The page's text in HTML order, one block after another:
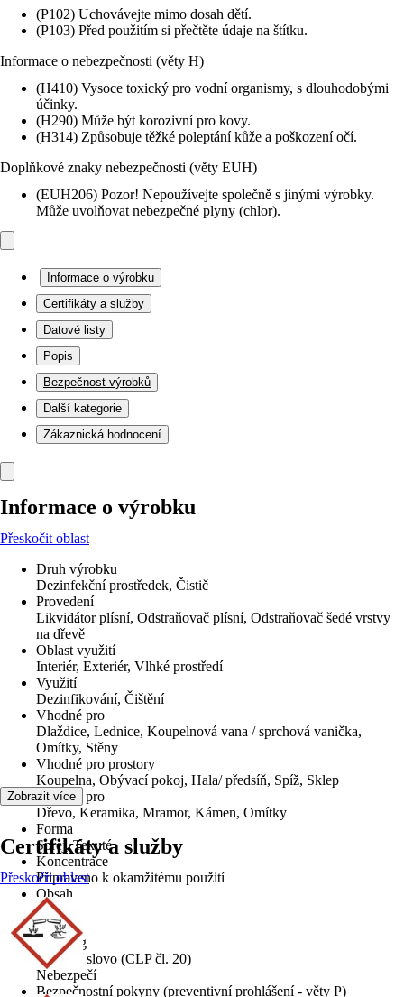
(P102) Uchovávejte mimo dosah dětí.
(P103) Před použitím si přečtěte údaje na štítku.
Informace o nebezpečnosti (věty H)
(H410) Vysoce toxický pro vodní organismy, s dlouhodobými
účinky.
(H290) Může být korozivní pro kovy.
(H314) Způsobuje těžké poleptání kůže a poškození očí.
Doplňkové znaky nebezpečnosti (věty EUH)
(EUH206) Pozor! Nepoužívejte společně s jinými výrobky.
Může uvolňovat nebezpečné plyny (chlor).
Informace o výrobku
Certifikáty a služby
Datové listy
Popis
Bezpečnost výrobků
Další kategorie
Zákaznická hodnocení
Informace o výrobku
Přeskočit oblast
Druh výrobku
Dezinfekční prostředek, Čistič
Provedení
Likvidátor plísní, Odstraňovač plísní, Odstraňovač šedé vrstvy
na dřevě
Oblast využití
Interiér, Exteriér, Vlhké prostředí
Využití
Dezinfikování, Čištění
Vhodné pro
Dlaždice, Lednice, Koupelnová vana / sprchová vanička,
Omítky, Stěny
Vhodné pro prostory
Koupelna, Obývací pokoj, Hala/ předsíň, Spíž, Sklep
Vhodné pro
Dřevo, Keramika, Mramor, Kámen, Omítky
Forma
Sprej, Tekuté
Koncentrace
Připraveno k okamžitému použití
Obsah
0,5 l
Obsah
0,544 kg
Signální slovo (CLP čl. 20)
Nebezpečí
Bezpečnostní pokyny (preventivní prohlášení - věty P)
Zobrazit více
Certifikáty a služby
Přeskočit oblast